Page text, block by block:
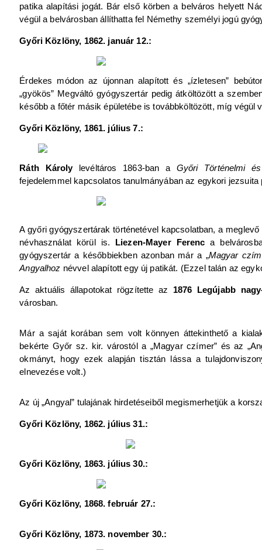
patika alapítási jogát. Bár első körben a belváros helyett
végül a belvárosban állíthatta fel Némethy személyi jogú
Győri Közlöny, 1862. január 12.:
Érdekes módon az újonnan alapított és „ízletesen”
„gyökös” Megváltó gyógyszertár pedig átköltözött a
később a főtér másik épületébe is továbbköltözött, míg
Győri Közlöny, 1861. július 7.:
Ráth Károlylevéltáros 1863-ban a Győri Történelmi
fejedelemmel kapcsolatos tanulmányában az egykori
A győri gyógyszertárak történetével kapcsolatban, a
névhasználat körül is. Liezen-Mayer Ferenc a
gyógyszertár a későbbiekben azonban már a „Magyar
Angyalhoz névvel alapított egy új patikát. (Ezzel talán az
Az aktuális állapotokat rögzítette az 1876 Legújabb
városban.
Már a saját korában sem volt könnyen áttekinthető a
bekérte Győr sz. kir. várostól a „Magyar czímer” és az
okmányt, hogy ezek alapján tisztán lássa a
elnevezése volt.)
Az új „Angyal” tulajának hirdetéseiből megismerhetjük a
Győri Közlöny, 1862. július 31.:
Győri Közlöny, 1863. július 30.:
Győri Közlöny, 1868. február 27.:
Győri Közlöny, 1873. november 30.: